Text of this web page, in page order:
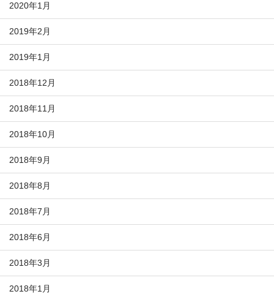
2020年1月
2019年2月
2019年1月
2018年12月
2018年11月
2018年10月
2018年9月
2018年8月
2018年7月
2018年6月
2018年3月
2018年1月